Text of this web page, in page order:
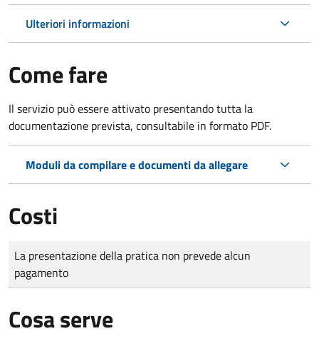
Ulteriori informazioni
Come fare
Il servizio può essere attivato presentando tutta la
documentazione prevista, consultabile in formato PDF.
Moduli da compilare e documenti da allegare
Costi
Tipo di pagamento
Importo
La presentazione della pratica non prevede alcun
pagamento
Cosa serve